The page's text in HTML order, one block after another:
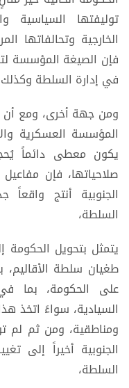
توليفتها السياسية
الخارجية وتحالفاتها
فإن الصيغة المؤسسة
في إدارة السلطة وكذلك
ومن جهة أخرى، ومع أن
المؤسسة العسكرية
يكون معطى دائماً
صلاحياتها، فإن
الجنوبية أنتج
السلطة،
يتمثل بتحويل
طغيان سلطة
على الحكومة، بما
السيادية، سواءً اتخذ
ومناطقية، ومن ثم لم
الجنوبية أخيراً إلى
السلطة،